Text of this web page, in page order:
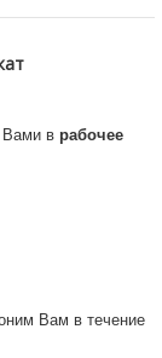
Вами в рабочее
Вам в течение